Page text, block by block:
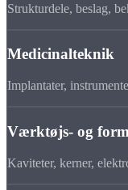
Strukturdele, beslag,
Medicinalteknik
Implantater,
Værktøjs- og
Kaviteter, kerner,